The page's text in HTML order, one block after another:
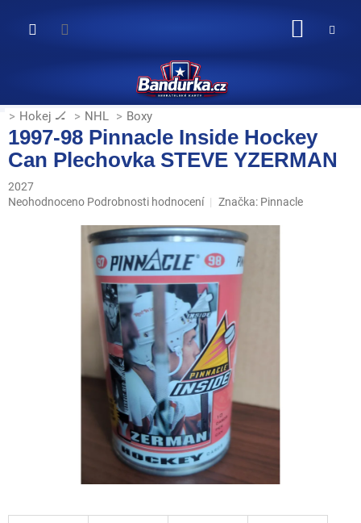
obsah
Hokej 🏒 NHL Boxy
1997-98 Pinnacle Inside Hockey
Can Plechovka STEVE YZERMAN
2027
Průměrné
Neohodnoceno Podrobnosti hodnocení Značka: Pinnacle